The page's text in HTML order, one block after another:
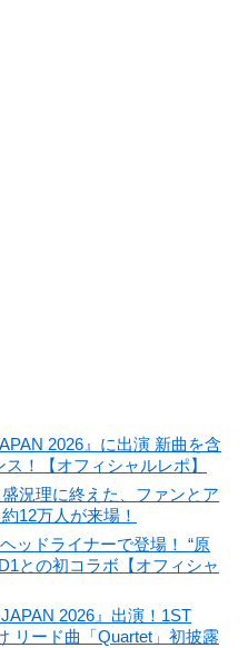
2026』に出演 新曲を含
！【オフィシャルレポ】
況理に終えた、ファンとア
12万人が来場！
ッドライナーで登場！ “原
との初コラボ【オフィシャ
2026』出演！1ST
リード曲「Quartet」初披露